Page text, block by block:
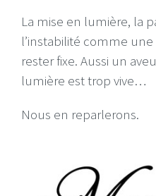
La mise en lumière, la
l’instabilité comme
rester fixe. Aussi un
lumière est trop vive…
Nous en reparlerons.